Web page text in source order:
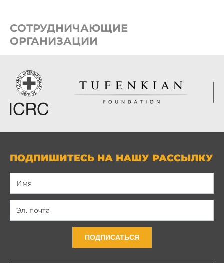
СОТРУДНИЧАЮЩИЕ
ОРГАНИЗАЦИИ
ПОДПИШИТЕСЬ НА НАШУ РАССЫЛКУ
ПОДПИСАТЬСЯ